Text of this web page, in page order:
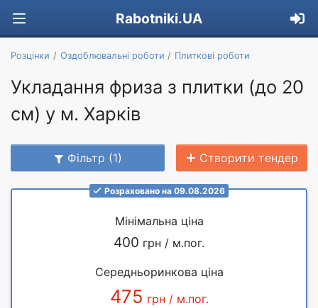
Rabotniki.UA
Розцінки Оздоблювальні роботи Плиткові роботи
Укладання фриза з плитки (до 20
см) у м. Харків
Фільтр (1) Створити тендер
Розраховано на 09.08.2026
Мінімальна ціна
400 грн / м.пог.
Середньоринкова ціна
475 грн / м.пог.